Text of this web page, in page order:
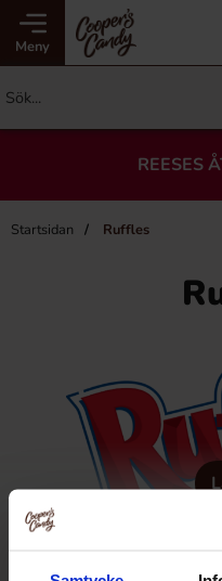
Meny
REESES
Startsidan Ruffles